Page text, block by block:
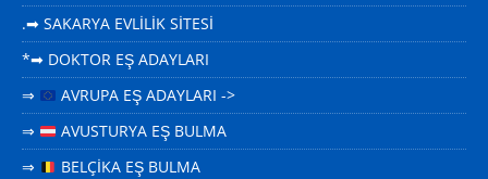
.➡ SAKARYA EVLİLİK SİTESİ
*➡ DOKTOR EŞ ADAYLARI
⇒
AVRUPA EŞ ADAYLARI ->
⇒
AVUSTURYA EŞ BULMA
⇒
BELÇİKA EŞ BULMA